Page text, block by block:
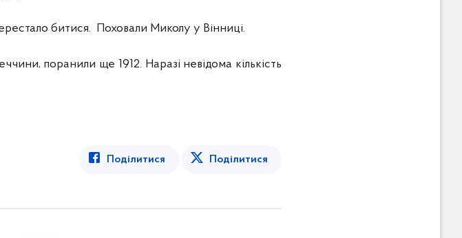
битися. Поховали Миколу у Вінниці.
поранили ще 1912. Наразі невідома кількість
Поділитися Поділитися